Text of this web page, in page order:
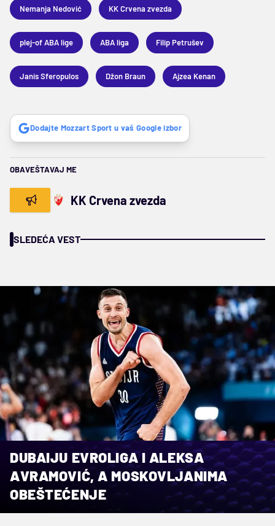
Nemanja Nedović KK Crvena zvezda
plej-of ABA lige ABA liga Filip Petrušev
Janis Sferopulos Džon Braun Ajzea Kenan
Dodajte Mozzart Sport u vaš Google izbor
OBAVEŠTAVAJ ME
KK Crvena zvezda
SLEDEĆA VEST
DUBAIJU EVROLIGA I ALEKSA
AVRAMOVIĆ, A MOSKOVLJANIMA
OBEŠTEĆENJE